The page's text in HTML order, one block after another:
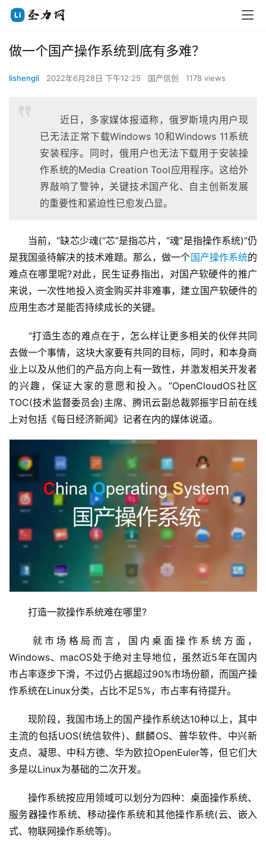
做一个国产操作系统到底有多难？
lishengli 2022年6月28日 下午12:25 国产信创 1178 views
近日，多家媒体报道称，俄罗斯境内用户现
已无法正常下载Windows 10和Windows 11系统
安装程序。同时，俄用户也无法下载用于安装操
作系统的Media Creation Tool应用程序。这给外
界敲响了警钟，关键技术国产化、自主创新发展
的重要性和紧迫性已愈发凸显。
当前，“缺芯少魂(“芯”是指芯片，“魂”是指操作系统)”仍
是我国亟待解决的技术难题。那么，做一个国产操作系统的
难点在哪里呢?对此，民生证券指出，对国产软硬件的推广
来说，一次性地投入资金购买并非难事，建立国产软硬件的
应用生态才是能否持续成长的关键。
“打造生态的难点在于，怎么样让更多相关的伙伴共同
去做一个事情，这块大家要有共同的目标，同时，和本身商
业上以及从他们的产品方向上有一致性，并激发相关开发者
的兴趣，保证大家的意愿和投入。”OpenCloudOS社区
TOC(技术监督委员会)主席、腾讯云副总裁郭振宇日前在线
上对包括《每日经济新闻》记者在内的媒体说道。
打造一款操作系统难在哪里?
就市场格局而言，国内桌面操作系统方面，
Windows、macOS处于绝对主导地位，虽然近5年在国内
市占率逐步下滑，不过仍占据超过90%市场份额，而国产操
作系统在Linux分类，占比不足5%，市占率有待提升。
现阶段，我国市场上的国产操作系统达10种以上，其中
主流的包括UOS(统信软件)、麒麟OS、普华软件、中兴新
支点、凝思、中科方德、华为欧拉OpenEuler等，但它们大
多是以Linux为基础的二次开发。
操作系统按应用领域可以划分为四种：桌面操作系统、
服务器操作系统、移动操作系统和其他操作系统(云、嵌入
式、物联网操作系统等)。